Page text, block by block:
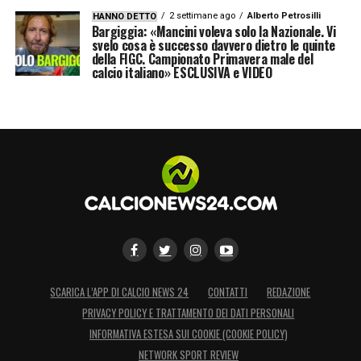
HANNO DETTO 2 settimane ago Alberto Petrosilli
Bargiggia: «Mancini voleva solo la Nazionale. Vi
svelo cosa è successo davvero dietro le quinte
della FIGC. Campionato Primavera male del
calcio italiano» ESCLUSIVA e VIDEO
SCARICA L’APP DI CALCIO NEWS 24 CONTATTI
REDAZIONE
PRIVACY POLICY E TRATTAMENTO DEI DATI PERSONALI
INFORMATIVA ESTESA SUI COOKIE (COOKIE POLICY)
NETWORK SPORT REVIEW